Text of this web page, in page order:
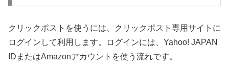
クリックポストを使うには、クリックポスト専用サイトに
ログインして利用します。ログインには、Yahoo! JAPAN
IDまたはAmazonアカウントを使う流れです。